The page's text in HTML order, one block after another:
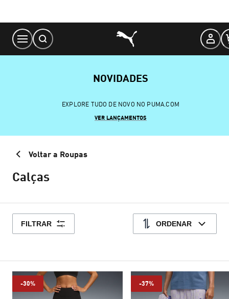
Content
NOVIDADES
EXPLORE TUDO DE NOVO NO PUMA.COM
VER LANÇAMENTOS
Voltar a Roupas
Calças
FILTRAR ORDENAR
-30% -37%